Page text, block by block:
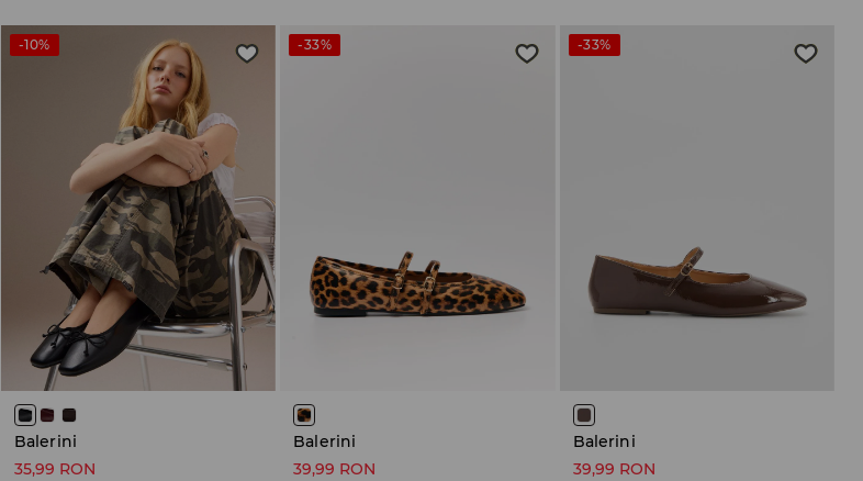
-10%
Balerini
35,99 RON
-33%
Balerini
39,99 RON
-33%
Balerini
39,99 RON